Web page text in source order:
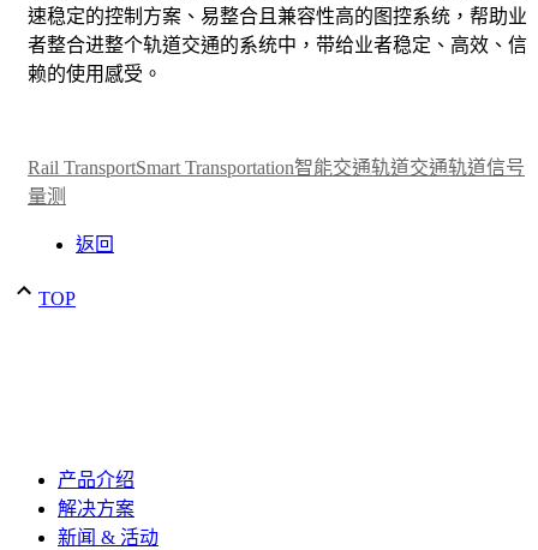
速稳定的控制方案、易整合且兼容性高的图控系统，帮助业
者整合进整个轨道交通的系统中，带给业者稳定、高效、信
赖的使用感受。
Rail TransportSmart Transportation智能交通轨道交通轨道信号
量测
返回
TOP
产品介绍
解决方案
新闻 & 活动